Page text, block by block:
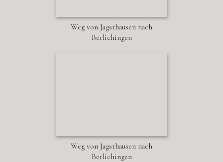
Weg von Jagsthausen nach
Berlichingen
Weg von Jagsthausen nach
Berlichingen